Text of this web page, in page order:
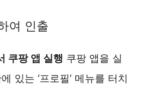
여 인출
쿠팡 앱 실행 쿠팡 앱을 실
있는 ‘프로필’ 메뉴를 터치